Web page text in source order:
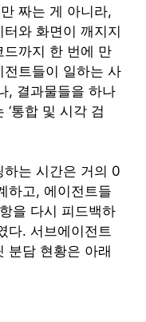
짜는 게 아니라,
와 화면이 깨지지
드까지 한 번에 만
트들이 일하는 사
, 결과물들을 하나
‘통합 및 시각 검
하는 시간은 거의 0
하고, 에이전트들
을 다시 피드백하
다. 서브에이전트
분담 현황은 아래